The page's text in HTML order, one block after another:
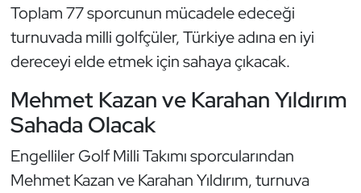
Toplam 77 sporcunun mücadele edeceği
turnuvada milli golfçüler, Türkiye adına en iyi
dereceyi elde etmek için sahaya çıkacak.
Mehmet Kazan ve Karahan Yıldırım
Sahada Olacak
Engelliler Golf Milli Takımı sporcularından
Mehmet Kazan ve Karahan Yıldırım, turnuva
Kempo
Kick Boks
Kürek
Masa Tenisi
Modern Pentatlon